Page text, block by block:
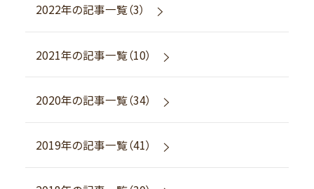
2022年の記事一覧（3）
2021年の記事一覧（10）
2020年の記事一覧（34）
2019年の記事一覧（41）